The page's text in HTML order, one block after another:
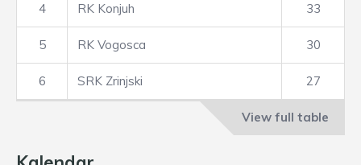
4 RK Konjuh 33
5 RK Vogosca 30
6 SRK Zrinjski 27
View full table